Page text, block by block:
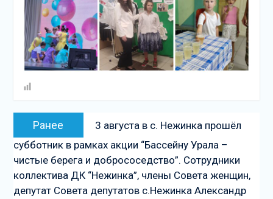
Навигация
записям
Ранее
запись:
3 августа в с. Нежинка прошёл
субботник в рамках акции “Бассейну Урала –
чистые берега и добрососедство”. Сотрудники
коллектива ДК “Нежинка”, члены Совета женщин,
депутат Совета депутатов с.Нежинка Александр